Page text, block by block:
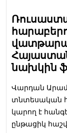
նախկին
Վարդան
տնտեսական
կարող է
ընթացիկ